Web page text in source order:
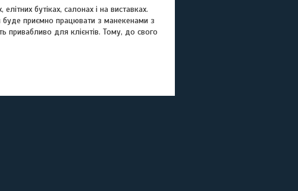
бутіках, салонах і на виставках.
буде приємно працювати з манекенами з
для клієнтів. Тому, до свого